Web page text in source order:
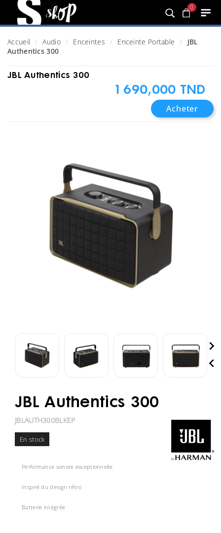
0
Accueil Audio Enceintes Enceinte Portable
JBL
Authentics 300
JBL Authentics 300
1 690,000 TND
Acheter


JBL Authentics 300
JBLAUTH300BLKEP
En stock
Performance sonore exceptionnelle
Inspiré du design rétro
Batterie intégrée